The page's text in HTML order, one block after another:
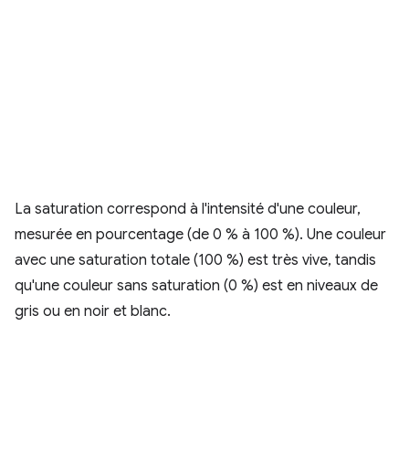
La saturation correspond à l'intensité d'une couleur,
mesurée en pourcentage (de 0 % à 100 %). Une couleur
avec une saturation totale (100 %) est très vive, tandis
qu'une couleur sans saturation (0 %) est en niveaux de
gris ou en noir et blanc.